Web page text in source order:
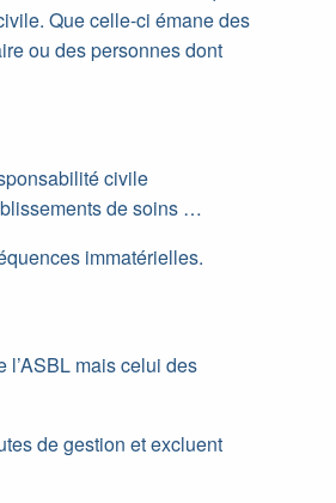
Que celle-ci émane des
ou des personnes dont
civile
de soins …
immatérielles.
l’ASBL mais celui des
de gestion et excluent